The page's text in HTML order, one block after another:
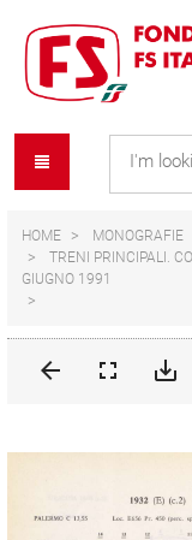
content
navigation
menu
HOME MONOGRAFIE
TRENI PRINCIPALI.
GIUGNO 1991